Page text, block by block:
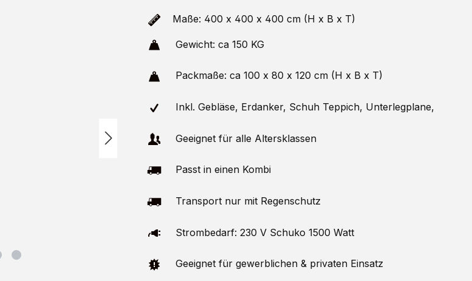
Maße: 400 x 400 x 400 cm (H x B x T)
Gewicht: ca 150 KG
Packmaße: ca 100 x 80 x 120 cm (H x B x T)
Inkl. Gebläse, Erdanker, Schuh Teppich, Unterlegplane,
Geeignet für alle Altersklassen
Passt in einen Kombi
Transport nur mit Regenschutz
Strombedarf: 230 V Schuko 1500 Watt
Geeignet für gewerblichen & privaten Einsatz